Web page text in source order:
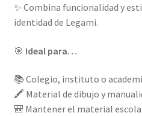
✨ Combina funcionalidad y
identidad de Legami.
🎯 Ideal para…
📚 Colegio, instituto o
🖍️ Material de dibujo y
🎒 Mantener el material